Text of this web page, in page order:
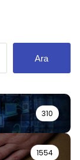
Ara
310
1554